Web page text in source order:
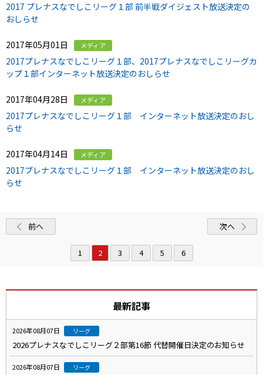
2017 プレナスなでしこリーグ１部 前半戦ダイジェスト放送決定の
おしらせ
2017年05月01日 メディア
2017プレナスなでしこリーグ１部、2017プレナスなでしこリーグカ
ップ１部インターネット放送決定のおしらせ
2017年04月28日 メディア
2017プレナスなでしこリーグ１部 インターネット放送決定のおし
らせ
2017年04月14日 メディア
2017プレナスなでしこリーグ１部 インターネット放送決定のおし
らせ
前へ
1 2 3 4 5 6
次へ
最新記事
2026年08月07日 リーグ
2026プレナスなでしこリーグ２部第16節 代替開催日決定のお知らせ
2026年08月07日 リーグ